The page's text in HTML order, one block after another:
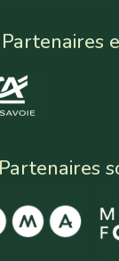
Partenaires
Partenaires